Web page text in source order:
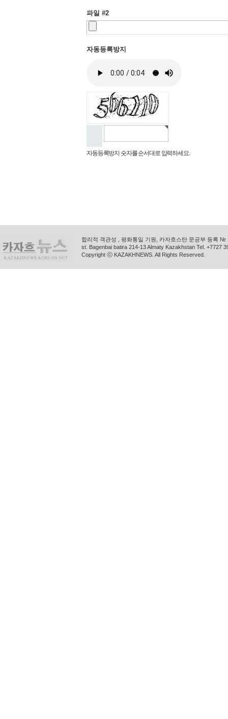
파일 #2
자동등록방지
자동등록방지 숫자를 순서대로 입력하세요.
합리적 객관성 , 평화통일 기원, 카자흐스탄 문공부 등록
st. Bagenbai batira 214-13 Almaty Kazakhstan Tel. +7727
Copyright ⓒ KAZAKHNEWS. All Rights Reserved.